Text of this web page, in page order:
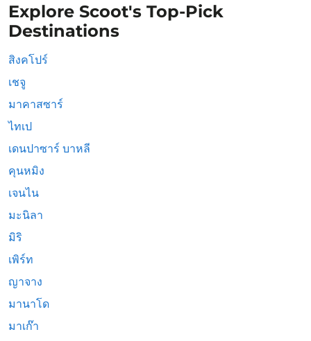
Explore Scoot's Top-Pick
Destinations
สิงคโปร์
เชจู
มาคาสซาร์
ไทเป
เดนปาซาร์ บาหลี
คุนหมิง
เจนไน
มะนิลา
มิริ
เพิร์ท
ญาจาง
มานาโด
มาเก๊า